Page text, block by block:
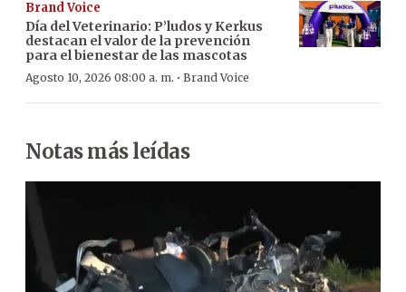
Brand Voice
Día del Veterinario: P’ludos y Kerkus
destacan el valor de la prevención
para el bienestar de las mascotas
Agosto 10, 2026 08:00 a. m. · Brand Voice
Notas más leídas